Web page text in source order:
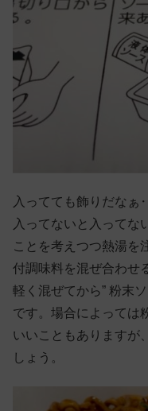
入ってても飾りだなぁ
入ってないと入って
ことを考えつつ熱湯を
付調味料を混ぜ合わせ
軽く混ぜてから” 粉末
です。場合によっては
いいこともありますが
しょう。